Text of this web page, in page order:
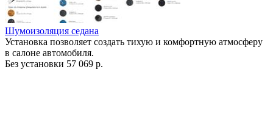
Шумоизоляция седана
Установка позволяет создать тихую и комфортную атмосферу
в салоне автомобиля.
Без установки 57 069 р.